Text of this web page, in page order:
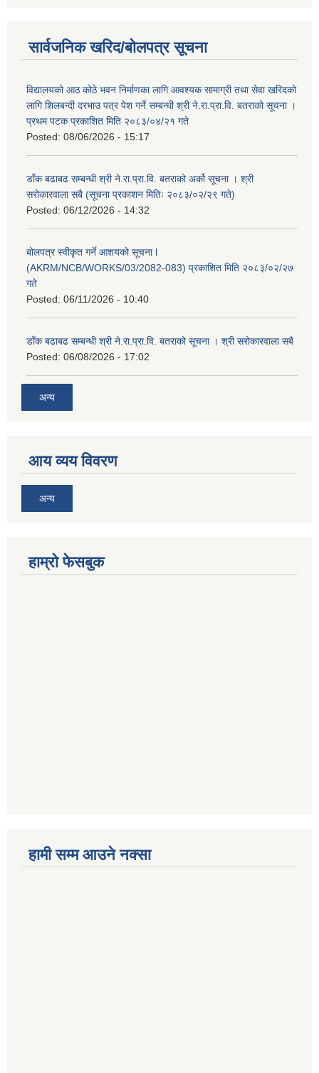
सार्वजनिक खरिद/बोलपत्र सूचना
विद्यालयको आठ कोठे भवन निर्माणका लागि आवश्यक सामाग्री तथा सेवा खरिदको
लागि शिलबन्दी दरभाउ पत्र पेश गर्ने सम्बन्धी श्री ने.रा.प्रा.वि. बतराको सूचना ।
प्रथम पटक प्रकाशित मिति २०८३/०४/२१ गते
Posted: 08/06/2026 - 15:17
डाँक बढाबढ सम्बन्धी श्री ने.रा.प्रा.वि. बतराको अर्को सूचना । श्री
सरोकारवाला सबै (सूचना प्रकाशन मितिः २०८३/०२/२९ गते)
Posted: 06/12/2026 - 14:32
बोलपत्र स्वीकृत गर्ने आशयको सूचना l
(AKRM/NCB/WORKS/03/2082-083) प्रकाशित मिति २०८३/०२/२७
गते
Posted: 06/11/2026 - 10:40
डाँक बढाबढ सम्बन्धी श्री ने.रा.प्रा.वि. बतराको सूचना । श्री सरोकारवाला सबै
Posted: 06/08/2026 - 17:02
अन्य
आय व्यय विवरण
अन्य
हाम्रो फेसबुक
हामी सम्म आउने नक्सा